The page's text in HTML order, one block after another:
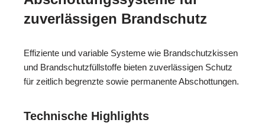
zuverlässigen Brandschutz
Effiziente und variable Systeme wie Brandschutzkissen
und Brandschutzfüllstoffe bieten zuverlässigen Schutz
für zeitlich begrenzte sowie permanente Abschottungen.
Technische Highlights